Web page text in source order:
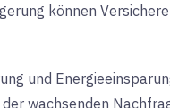
können
und
wachsenden